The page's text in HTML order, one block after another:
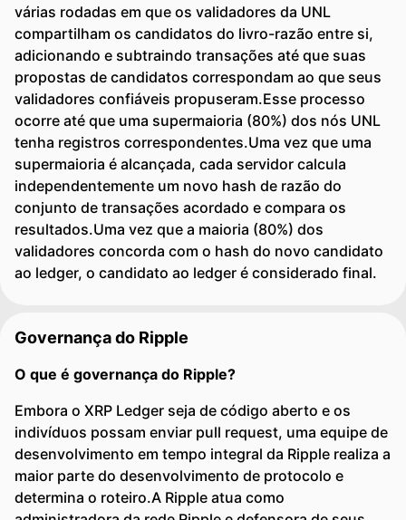
várias rodadas em que os validadores da UNL
compartilham os candidatos do livro-razão entre si,
adicionando e subtraindo transações até que suas
propostas de candidatos correspondam ao que seus
validadores confiáveis ​​propuseram.Esse processo
ocorre até que uma supermaioria (80%) dos nós UNL
tenha registros correspondentes.Uma vez que uma
supermaioria é alcançada, cada servidor calcula
independentemente um novo hash de razão do
conjunto de transações acordado e compara os
resultados.Uma vez que a maioria (80%) dos
validadores concorda com o hash do novo candidato
ao ledger, o candidato ao ledger é considerado final.
Governança do Ripple
O que é governança do Ripple?
Embora o XRP Ledger seja de código aberto e os
indivíduos possam enviar pull request, uma equipe de
desenvolvimento em tempo integral da Ripple realiza a
maior parte do desenvolvimento de protocolo e
determina o roteiro.A Ripple atua como